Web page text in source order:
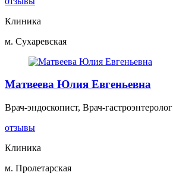
Клиника
м. Сухаревская
Матвеева Юлия Евгеньевна
Врач-эндоскопист, Врач-гастроэнтеролог
отзывы
Клиника
м. Пролетарская